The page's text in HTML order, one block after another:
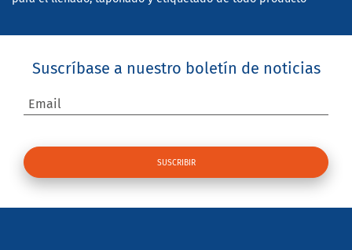
Suscríbase a nuestro boletín de noticias
Email